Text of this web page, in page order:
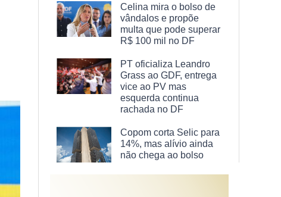
Celina mira o bolso de
vândalos e propõe
multa que pode superar
R$ 100 mil no DF
PT oficializa Leandro
Grass ao GDF, entrega
vice ao PV mas
esquerda continua
rachada no DF
Copom corta Selic para
14%, mas alívio ainda
não chega ao bolso